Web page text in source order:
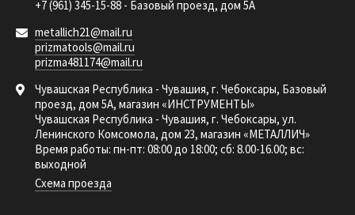
+7 (961) 345-15-88 - Базовый проезд, дом 5А
metallich21@mail.ru
prizmatools@mail.ru
prizma481174@mail.ru
Чувашская Республика - Чувашия, г. Чебоксары, Базовый
проезд, дом 5А, магазин «ИНСТРУМЕНТЫ»
Чувашская Республика - Чувашия, г. Чебоксары, ул.
Ленинского Комсомола, дом 23, магазин «МЕТАЛЛИЧ»
Время работы: пн-пт: 08:00 до 18:00; сб: 8.00-16.00; вс:
выходной
Схема проезда